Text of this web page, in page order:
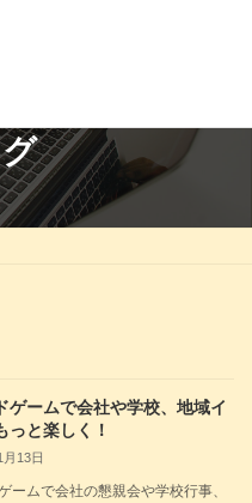
ゲームで会社や学校、地域イ
っと楽しく！
13日
ームで会社の懇親会や学校行事、